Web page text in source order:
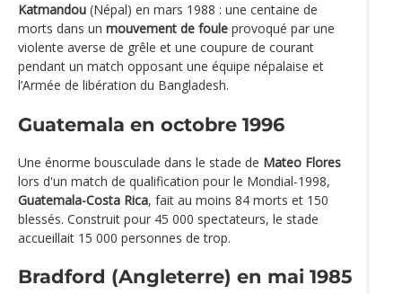
Katmandou (Népal) en mars 1988 : une centaine de
morts dans un mouvement de foule provoqué par une
violente averse de grêle et une coupure de courant
pendant un match opposant une équipe népalaise et
l’Armée de libération du Bangladesh.
Guatemala en octobre 1996
Une énorme bousculade dans le stade de Mateo Flores
lors d'un match de qualification pour le Mondial-1998,
Guatemala-Costa Rica, fait au moins 84 morts et 150
blessés. Construit pour 45 000 spectateurs, le stade
accueillait 15 000 personnes de trop.
Bradford (Angleterre) en mai 1985